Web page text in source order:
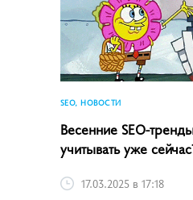
SEO, НОВОСТИ
Весенние SEO-
учитывать уже
17.03.2025 в 17:18